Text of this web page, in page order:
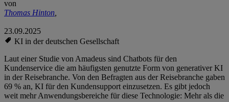
von
Thomas Hinton,
23.09.2025
KI in der deutschen Gesellschaft
Laut einer Studie von Amadeus sind Chatbots für den
Kundenservice die am häufigsten genutzte Form von generativer KI
in der Reisebranche. Von den Befragten aus der Reisebranche gaben
69 % an, KI für den Kundensupport einzusetzen. Es gibt jedoch
weit mehr Anwendungsbereiche für diese Technologie: Mehr als die